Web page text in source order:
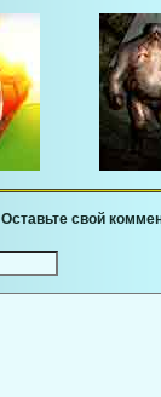
Оставьте свой